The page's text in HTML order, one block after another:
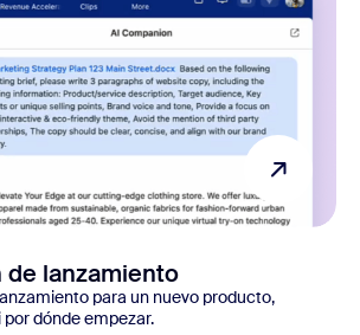
de lanzamiento
para un nuevo producto,
por dónde empezar.